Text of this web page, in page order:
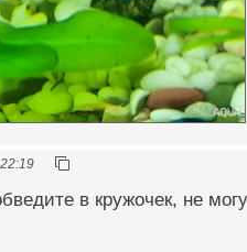
в кружочeк, не